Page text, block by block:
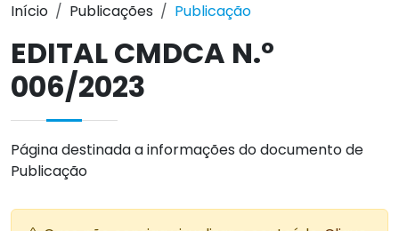
Início Publicações Publicação
EDITAL CMDCA N.º
006/2023
Página destinada a informações do documento de
Publicação